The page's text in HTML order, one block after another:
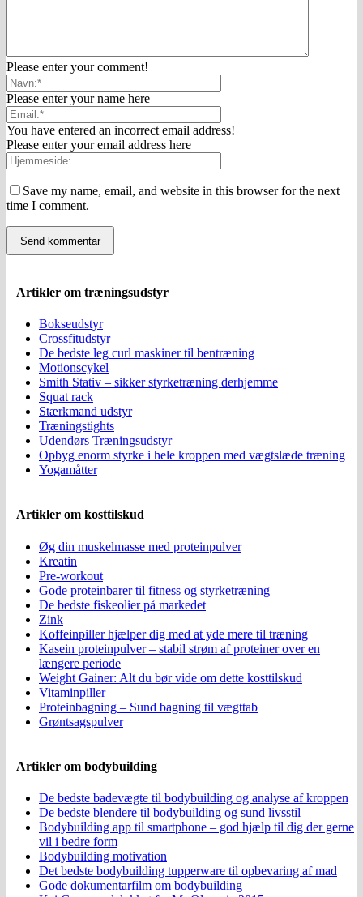
Please enter your comment!
Please enter your name here
You have entered an incorrect email address!
Please enter your email address here
Save my name, email, and website in this browser for the next
time I comment.
Artikler om træningsudstyr
Bokseudstyr
Crossfitudstyr
De bedste leg curl maskiner til bentræning
Motionscykel
Smith Stativ – sikker styrketræning derhjemme
Squat rack
Stærkmand udstyr
Træningstights
Udendørs Træningsudstyr
Opbyg enorm styrke i hele kroppen med vægtslæde træning
Yogamåtter
Artikler om kosttilskud
Øg din muskelmasse med proteinpulver
Kreatin
Pre-workout
Gode proteinbarer til fitness og styrketræning
De bedste fiskeolier på markedet
Zink
Koffeinpiller hjælper dig med at yde mere til træning
Kasein proteinpulver – stabil strøm af proteiner over en
længere periode
Weight Gainer: Alt du bør vide om dette kosttilskud
Vitaminpiller
Proteinbagning – Sund bagning til vægttab
Grøntsagspulver
Artikler om bodybuilding
De bedste badevægte til bodybuilding og analyse af kroppen
De bedste blendere til bodybuilding og sund livsstil
Bodybuilding app til smartphone – god hjælp til dig der gerne
vil i bedre form
Bodybuilding motivation
Det bedste bodybuilding tupperware til opbevaring af mad
Gode dokumentarfilm om bodybuilding